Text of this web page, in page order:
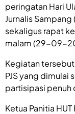
peringatan Hari
Jurnalis
sekaligus rapat
malam (29-09-
Kegiatan
PJS yang dimulai
partisipasi penuh
Ketua Panitia